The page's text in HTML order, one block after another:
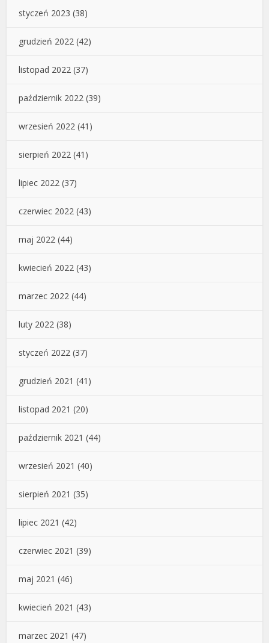
styczeń 2023 (38)
grudzień 2022 (42)
listopad 2022 (37)
październik 2022 (39)
wrzesień 2022 (41)
sierpień 2022 (41)
lipiec 2022 (37)
czerwiec 2022 (43)
maj 2022 (44)
kwiecień 2022 (43)
marzec 2022 (44)
luty 2022 (38)
styczeń 2022 (37)
grudzień 2021 (41)
listopad 2021 (20)
październik 2021 (44)
wrzesień 2021 (40)
sierpień 2021 (35)
lipiec 2021 (42)
czerwiec 2021 (39)
maj 2021 (46)
kwiecień 2021 (43)
marzec 2021 (47)